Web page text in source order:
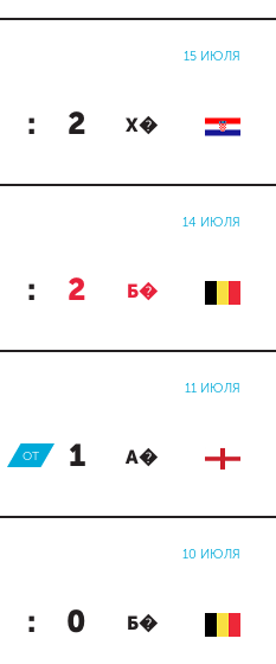
15 ИЮЛЯ
: 2 Х�
14 ИЮЛЯ
: 2 Б�
11 ИЮЛЯ
: 1 А�
ОТ
10 ИЮЛЯ
: 0 Б�